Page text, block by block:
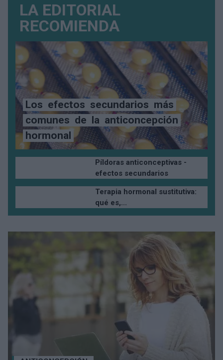
LA EDITORIAL
RECOMIENDA
Los efectos secundarios más
comunes de la anticoncepción
hormonal
Píldoras anticonceptivas -
efectos secundarios
Terapia hormonal sustitutiva:
qué es,...